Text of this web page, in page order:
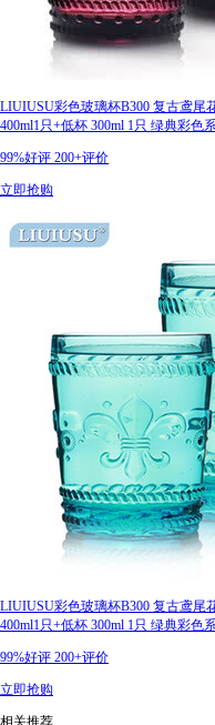
LIUIUSU彩色玻璃杯B300 复古鸢尾
400ml1只+低杯 300ml 1只 绿典彩色
99%好评 200+评价
立即抢购
LIUIUSU彩色玻璃杯B300 复古鸢尾
400ml1只+低杯 300ml 1只 绿典彩色
99%好评 200+评价
立即抢购
相关推荐